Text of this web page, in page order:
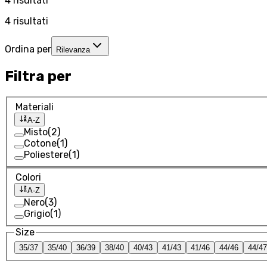
4 risultati
Ordina per Rilevanza
Filtra per
Materiali
A-Z
Misto(2)
Cotone(1)
Poliestere(1)
Colori
A-Z
Nero(3)
Grigio(1)
Size
35/37 35/40 36/39 38/40 40/43 41/43 41/46 44/46 44/47